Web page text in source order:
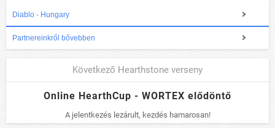
Diablo - Hungary
Partnereinkről bővebben
Következő Hearthstone verseny
Online HearthCup - WORTEX elődöntő
A jelentkezés lezárult, kezdés hamarosan!